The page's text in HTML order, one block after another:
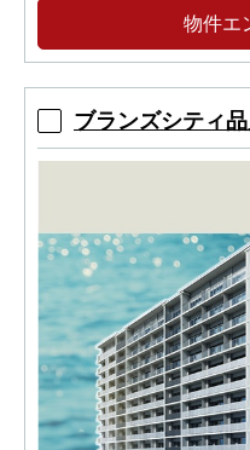
物件エ
ブランズシティ